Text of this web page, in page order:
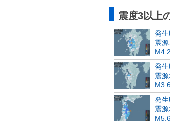
震度3以上
発
震
M4.2
発
震
M3.6
発
震
M5.6